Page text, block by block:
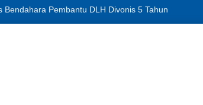
Kadis, Kuasa Hukum Pelapor Desak Polisi